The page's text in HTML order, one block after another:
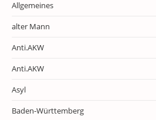
Allgemeines
alter Mann
Anti.AKW
Anti.AKW
Asyl
Baden-Württemberg